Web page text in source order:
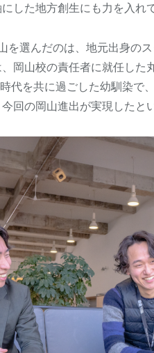
した地方創生にも力を入れ
を選んだのは、地元出身の
岡山校の責任者に就任した
代を共に過ごした幼馴染で
回の岡山進出が実現したと